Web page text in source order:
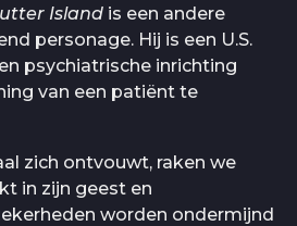
Island is een andere
personage. Hij is een U.S.
psychiatrische inrichting
van een patiënt te
zich ontvouwt, raken we
in zijn geest en
worden ondermijnd